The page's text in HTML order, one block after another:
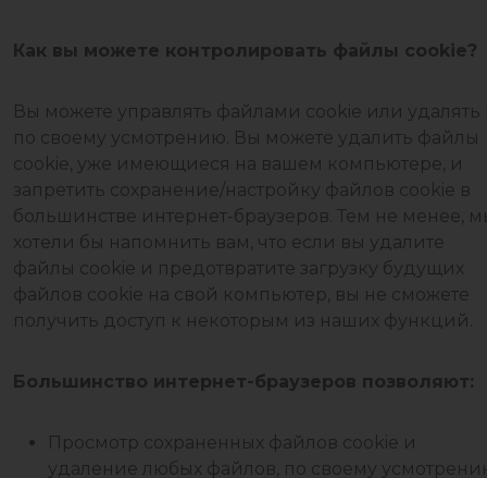
Как вы можете контролировать файлы cookie?
Вы можете управлять файлами cookie или удалять
по своему усмотрению. Вы можете удалить файлы
cookie, уже имеющиеся на вашем компьютере, и
запретить сохранение/настройку файлов cookie в
большинстве интернет-браузеров. Тем не менее,
хотели бы напомнить вам, что если вы удалите
файлы cookie и предотвратите загрузку будущих
файлов cookie на свой компьютер, вы не сможете
получить доступ к некоторым из наших функций.
Большинство интернет-браузеров позволяют:
Просмотр сохраненных файлов cookie и
удаление любых файлов, по своему